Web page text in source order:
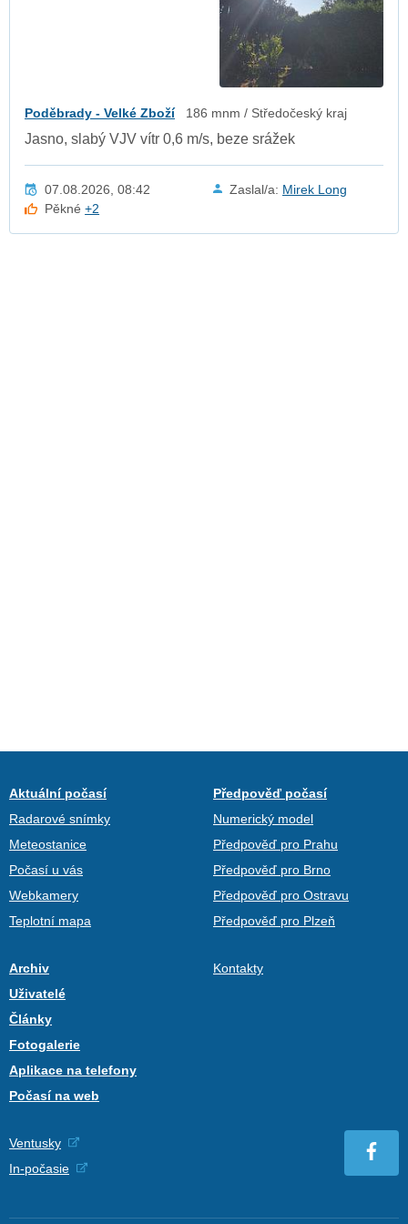
Poděbrady - Velké Zboží 186 mnm / Středočeský kraj
Jasno, slabý VJV vítr 0,6 m/s, beze srážek
07.08.2026, 08:42 Zaslal/a: Mirek Long
Pěkné+2
Aktuální počasí
Radarové snímky
Meteostanice
Počasí u vás
Webkamery
Teplotní mapa
Předpověď počasí
Numerický model
Předpověď pro Prahu
Předpověď pro Brno
Předpověď pro Ostravu
Předpověď pro Plzeň
Archiv
Uživatelé
Články
Fotogalerie
Aplikace na telefony
Počasí na web
Kontakty
Ventusky
In-počasie